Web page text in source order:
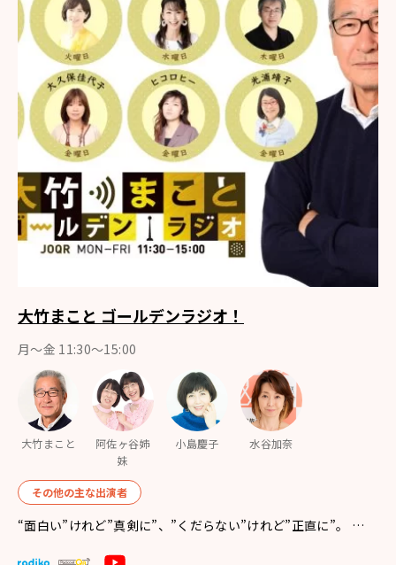
大竹まこと ゴールデンラジオ！
月〜金 11:30～15:00
大竹まこと
阿佐ヶ谷姉
妹
小島慶子 水谷加奈
その他の主な出演者
“面白い”けれど”真剣に”、”くだらない”けれど”正直に”。 …